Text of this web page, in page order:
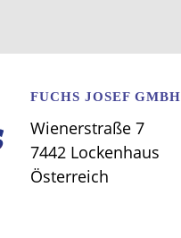
FUCHS JOSEF GMBH
Wienerstraße 7
7442 Lockenhaus
Österreich